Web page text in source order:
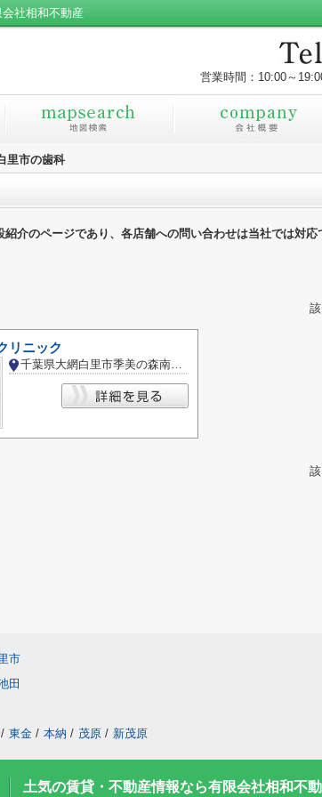
社相和不動産
営業時間：10:00～
里市の歯科
介のページであり、各店舗への問い合わせは当社では対応
リニック
千葉県大網白里市季美の森南３丁目
市
田
/ 東金 / 本納 / 茂原 / 新茂原
土気の賃貸・不動産情報なら有限会社相和不